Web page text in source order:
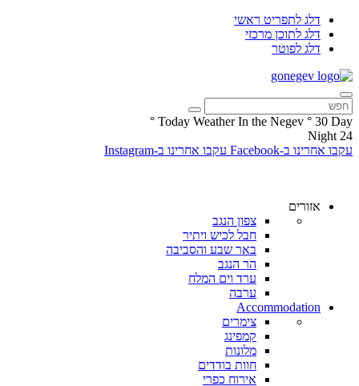
דלג לתפריט ראשי
דלג לתוכן מרכזי
דלג לפוטר
Today Weather In the Negev ° 30 Day
°
24
Night
עקבו אחרינו ב-Facebook
עקבו אחרינו ב-Instagram
אזורים
צפון הנגב
חבל לכיש ויתיר
באר שבע והסביבה
הר הנגב
ערד וים המלח
ערבה
Accommodation
צימרים
קמפינג
מלונות
חוות בודדים
אירוח כפרי